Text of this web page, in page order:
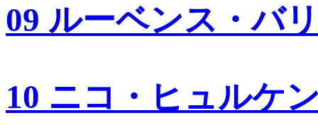
09 ルーベンス・バ
10 ニコ・ヒュルケ